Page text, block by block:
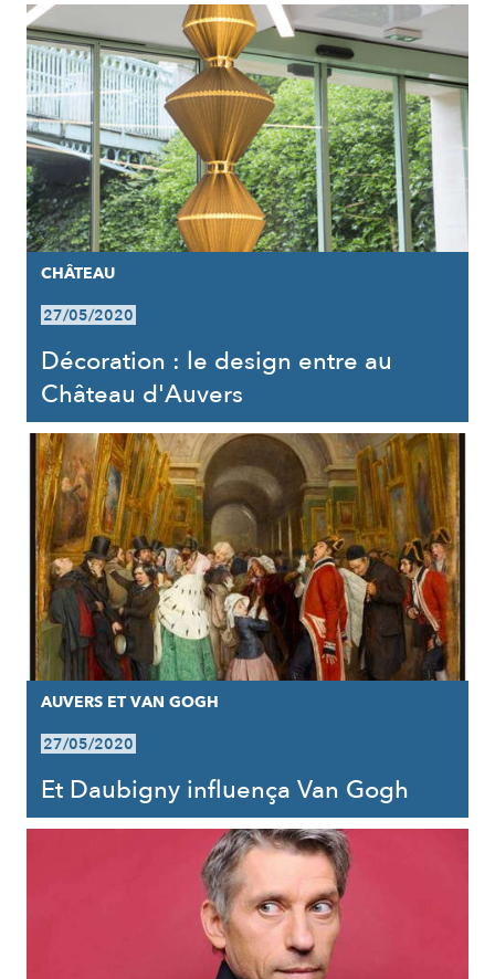
CHÂTEAU
27/05/2020
Décoration : le design entre au
Château d'Auvers
AUVERS ET VAN GOGH
27/05/2020
Et Daubigny influença Van Gogh